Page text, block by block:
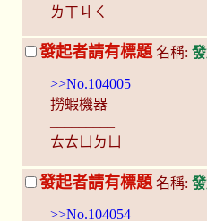
ㄌㄒㄐㄑ
發起者請有標題 名稱:
>>No.104005
撈蝦機器
ㄊㄊㄩㄉㄩ
發起者請有標題 名稱:
>>No.104054